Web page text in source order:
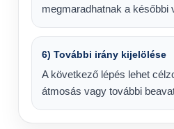
megmaradhatnak a későbbi
6) További irány kijelölése
A következő lépés lehet
átmosás vagy további